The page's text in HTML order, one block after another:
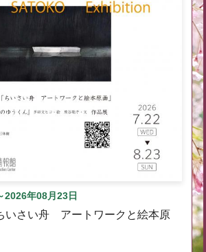
2026年08月23日
いさい舟 アートワークと絵本原